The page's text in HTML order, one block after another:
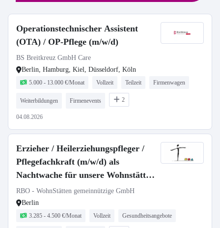
Operationstechnischer Assistent
(OTA) / OP-Pflege (m/w/d)
BS Breitkreuz GmbH Care
Berlin, Hamburg, Kiel, Düsseldorf, Köln
5.000 - 13.000 €/Monat Vollzeit Teilzeit Firmenwagen
Weiterbildungen Firmenevents 2
04.08.2026
Erzieher / Heilerziehungspfleger /
Pflegefachkraft (m/w/d) als
Nachtwache für unsere Wohnstätten
für Menschen mit Behinderungen
RBO - WohnStätten gemeinnützige GmbH
Berlin
3.285 - 4.500 €/Monat Vollzeit Gesundheitsangebote